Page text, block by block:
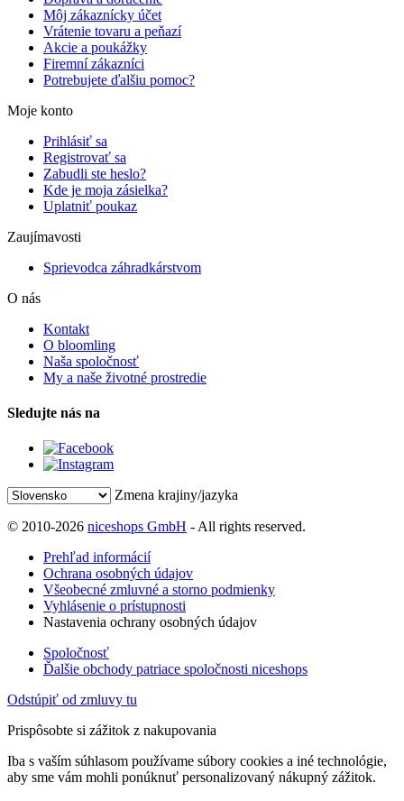
Môj zákaznícky účet
Vrátenie tovaru a peňazí
Akcie a poukážky
Firemní zákazníci
Potrebujete ďalšiu pomoc?
Moje konto
Prihlásiť sa
Registrovať sa
Zabudli ste heslo?
Kde je moja zásielka?
Uplatniť poukaz
Zaujímavosti
Sprievodca záhradkárstvom
O nás
Kontakt
O bloomling
Naša spoločnosť
My a naše životné prostredie
Sledujte nás na
Zmena krajiny/jazyka
© 2010-2026 niceshops GmbH - All rights reserved.
Prehľad informácií
Ochrana osobných údajov
Všeobecné zmluvné a storno podmienky
Vyhlásenie o prístupnosti
Nastavenia ochrany osobných údajov
Spoločnosť
Ďalšie obchody patriace spoločnosti niceshops
Odstúpiť od zmluvy tu
Prispôsobte si zážitok z nakupovania
Iba s vaším súhlasom používame súbory cookies a iné technológie,
aby sme vám mohli ponúknuť personalizovaný nákupný zážitok.